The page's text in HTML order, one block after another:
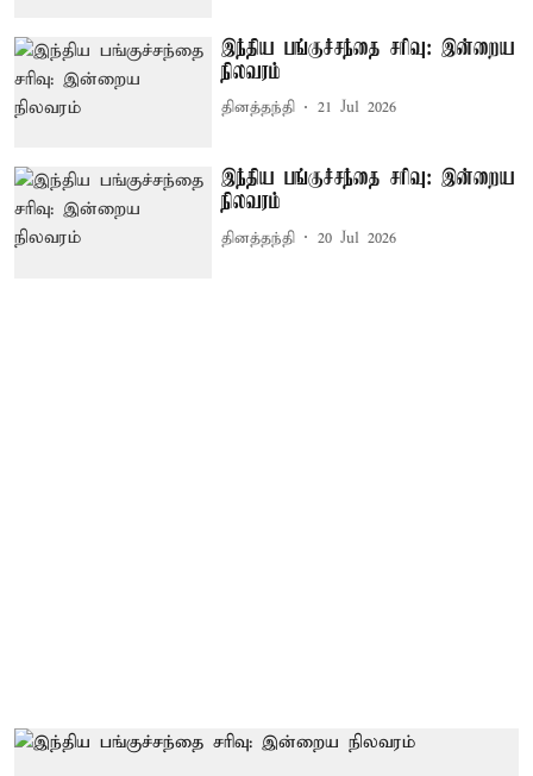
இந்திய பங்குச்சந்தை சரிவு: இன்றைய
நிலவரம்
தினத்தந்தி 21 Jul 2026
இந்திய பங்குச்சந்தை சரிவு: இன்றைய
நிலவரம்
தினத்தந்தி 20 Jul 2026